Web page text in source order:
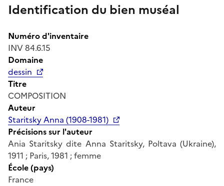
Identification du bien muséal
Numéro d'inventaire
INV 84.6.15
Domaine
dessin
Titre
COMPOSITION
Auteur
Staritsky Anna (1908-1981)
Précisions sur l'auteur
Ania Staritsky dite Anna Staritsky, Poltava (Ukraine),
1911 ; Paris, 1981 ; femme
École (pays)
France